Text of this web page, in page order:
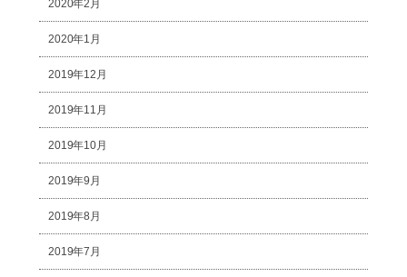
2020年2月
2020年1月
2019年12月
2019年11月
2019年10月
2019年9月
2019年8月
2019年7月